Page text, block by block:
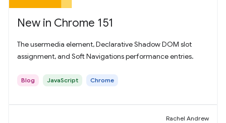
New in Chrome 151
The usermedia element, Declarative Shadow DOM slot
assignment, and Soft Navigations performance entries.
Blog JavaScript Chrome
Rachel Andrew